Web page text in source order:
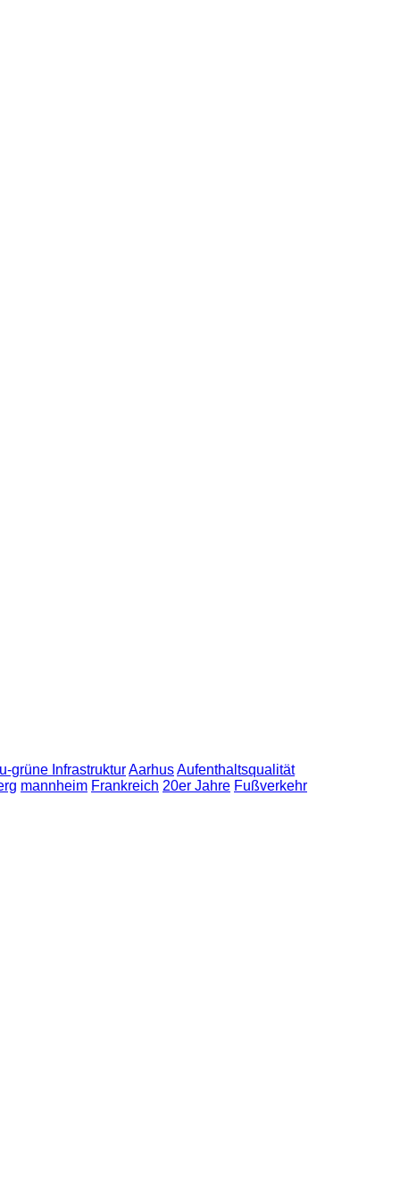
grüne InfrastrukturAarhusAufenthaltsqualität
mannheim Frankreich 20er Jahre Fußverkehr